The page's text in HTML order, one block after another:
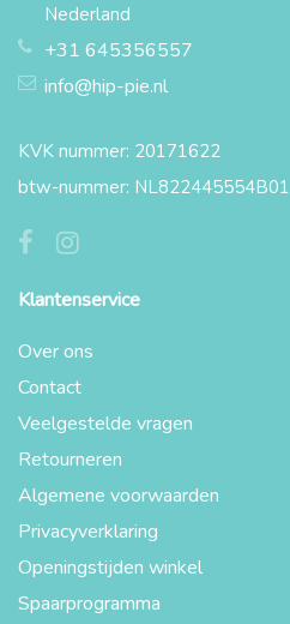
Nederland
+31 645356557
info@hip-pie.nl
KVK nummer: 20171622
btw-nummer: NL822445554B01
Klantenservice
Over ons
Contact
Veelgestelde vragen
Retourneren
Algemene voorwaarden
Privacyverklaring
Openingstijden winkel
Spaarprogramma